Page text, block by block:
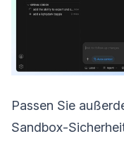
Passen Sie
Sandbox-